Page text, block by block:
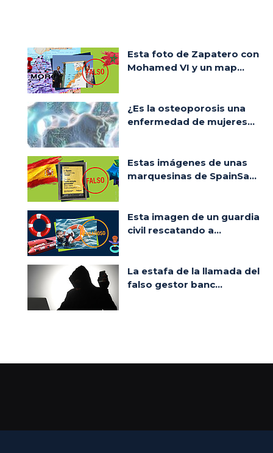
Esta foto de Zapatero con
Mohamed VI y un map...
¿Es la osteoporosis una
enfermedad de mujeres...
Estas imágenes de unas
marquesinas de SpainSa...
Esta imagen de un guardia
civil rescatando a...
La estafa de la llamada del
falso gestor banc...